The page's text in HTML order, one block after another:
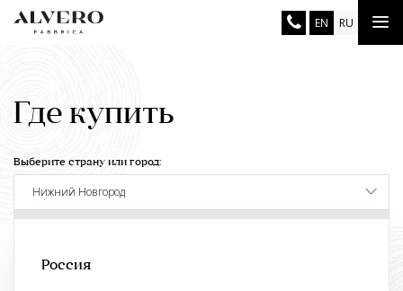
Перейти
EN RU
Где купить
Выберите страну или город:
Нижний Новгород
Россия